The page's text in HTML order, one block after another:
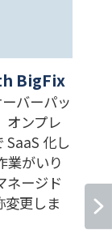
BigFix
バーパッ
オンプレ
SaaS 化し
業がいり
ージド
更しま